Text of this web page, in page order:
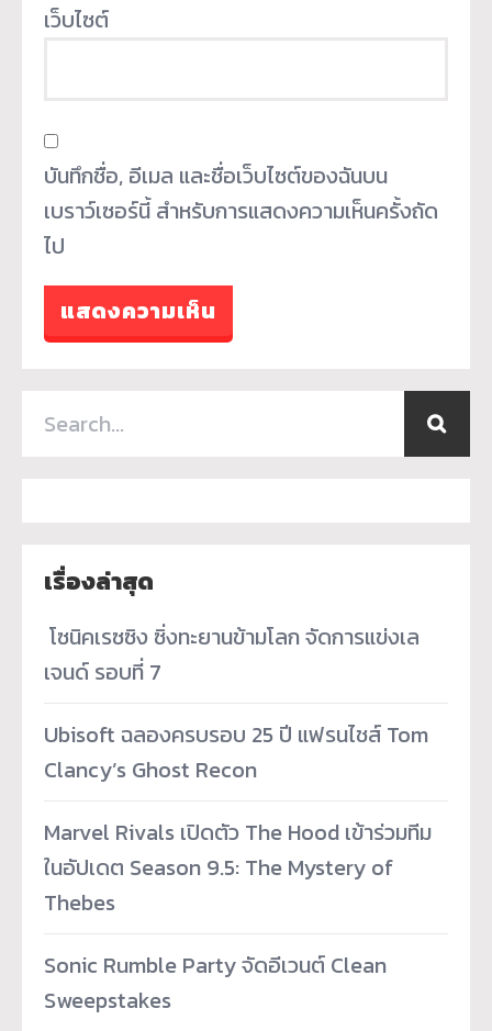
เว็บไซต์
บันทึกชื่อ, อีเมล และชื่อเว็บไซต์ของฉันบน
เบราว์เซอร์นี้ สำหรับการแสดงความเห็นครั้งถัด
ไป
เรื่องล่าสุด
­ โซนิคเรซซิง ซิ่งทะยานข้ามโลก จัดการแข่งเล
เจนด์ รอบที่ 7
Ubisoft ฉลองครบรอบ 25 ปี แฟรนไชส์ Tom
Clancy’s Ghost Recon
Marvel Rivals เปิดตัว The Hood เข้าร่วมทีม
ในอัปเดต Season 9.5: The Mystery of
Thebes
Sonic Rumble Party จัดอีเวนต์ Clean
Sweepstakes